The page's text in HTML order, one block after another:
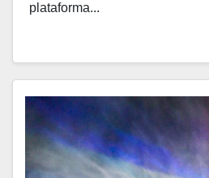
plataforma...